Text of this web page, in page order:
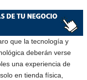
que la tecnología y
deberán verse
una experiencia de
en tienda física,